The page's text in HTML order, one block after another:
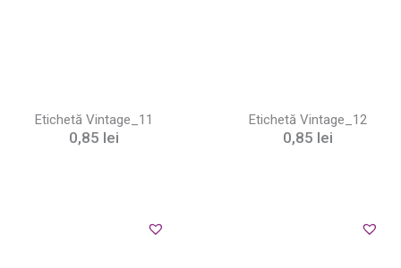
Etichetă Vintage_11
0,85 lei
Etichetă Vintage_12
0,85 lei